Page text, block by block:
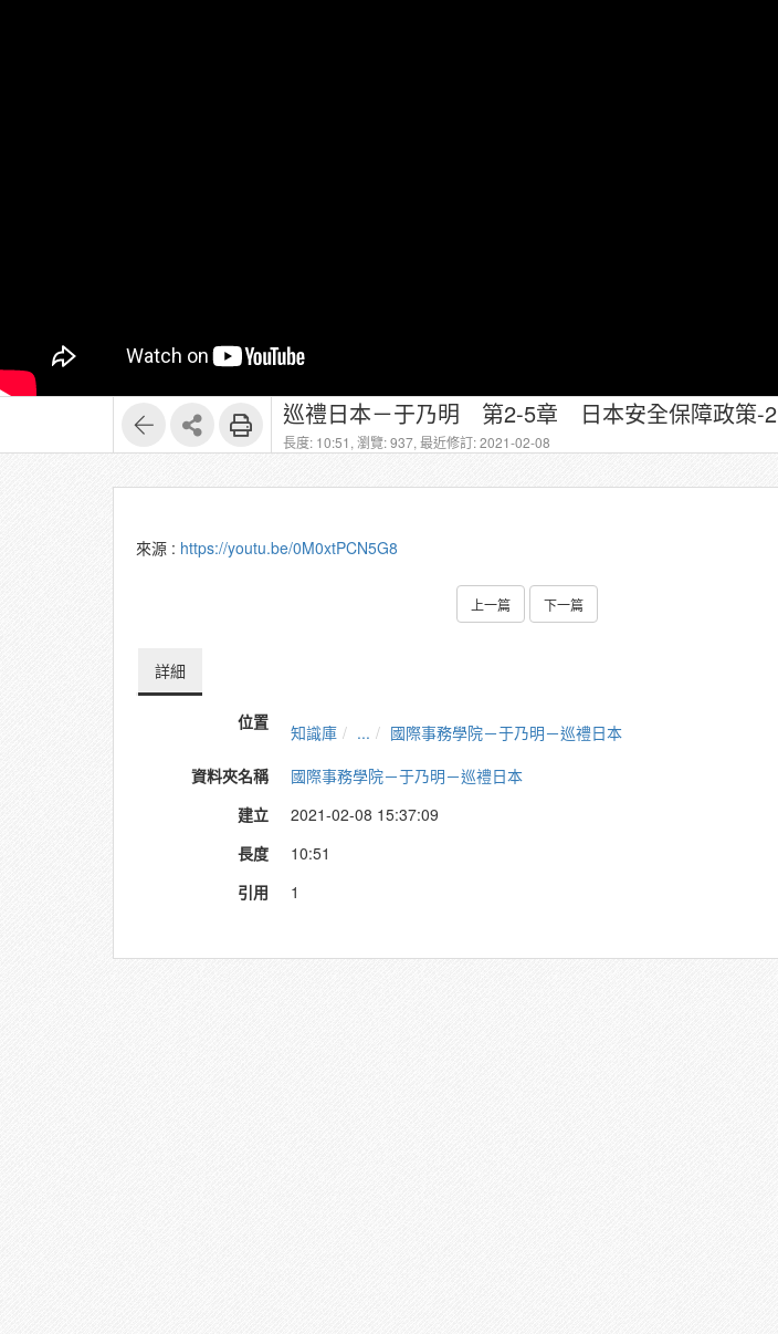
巡禮日本－于乃明 第2-5章 日本安全保障政策-2
長度: 10:51, 瀏覽: 937, 最近修訂: 2021-02-08
來源 : https://youtu.be/0M0xtPCN5G8
上一篇 下一篇
詳細
位置 知識庫 ...
國際事務學院－于乃明－巡禮日本
資料夾名稱
國際事務學院－于乃明－巡禮日本
建立
2021-02-08 15:37:09
長度
10:51
引用
1